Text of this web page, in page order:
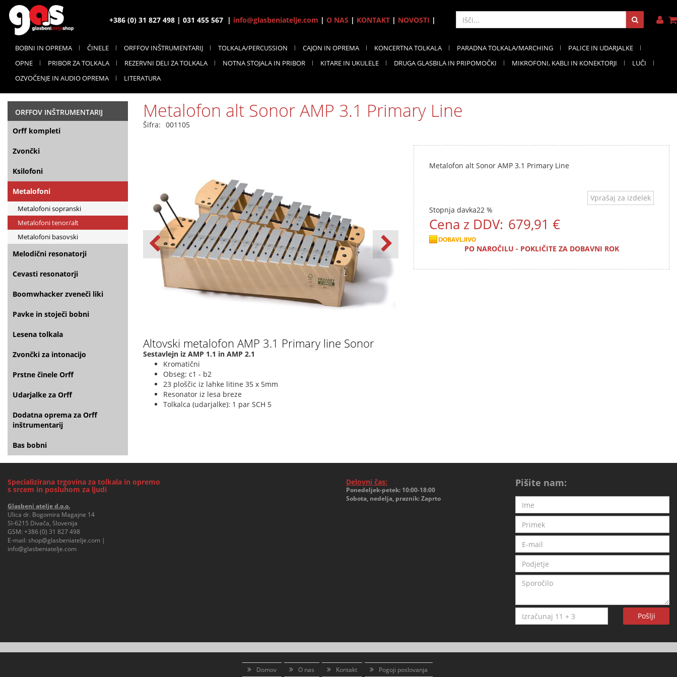
+386 (0) 31 827 498 | 031 455 567 | info@glasbeniatelje.com | O NAS | KONTAKT| NOVOSTI |
BOBNI IN OPREMA ČINELE ORFFOV INŠTRUMENTARIJ TOLKALA/PERCUSSION CAJON IN OPREMA KONCERTNA TOLKALA PARADNA TOLKALA/MARCHING
PALICE IN UDARJALKE
OPNE
PRIBOR ZA TOLKALA REZERVNI DELI ZA TOLKALA NOTNA STOJALA IN PRIBOR KITARE IN UKULELE DRUGA GLASBILA IN PRIPOMOČKI MIKROFONI, KABLI IN KONEKTORJI
LUČI
OZVOČENJE IN AUDIO OPREMA
LITERATURA
ORFFOV INŠTRUMENTARIJ
Orff kompleti
Zvončki
Ksilofoni
Metalofoni
Metalofoni sopranski
Metalofoni tenor/alt
Metalofoni basovski
Melodični resonatorji
Cevasti resonatorji
Boomwhacker zveneči liki
Pavke in stoječi bobni
Lesena tolkala
Zvončki za intonacijo
Prstne činele Orff
Udarjalke za Orff
Dodatna oprema za Orff
inštrumentarij
Bas bobni
Metalofon alt Sonor AMP 3.1 Primary Line
Šifra: 001105
Metalofon alt Sonor AMP 3.1 Primary Line
Vprašaj za izdelek
Stopnja davka22 %
Cena z DDV: 679,91 €
PO NAROČILU - POKLIČITE ZA DOBAVNI ROK
Altovski metalofon AMP 3.1 Primary line Sonor
Sestavlejn iz AMP 1.1 in AMP 2.1
Kromatični
Obseg: c1 - b2
23 ploščic iz lahke litine 35 x 5mm
Resonator iz lesa breze
Tolkalca (udarjalke): 1 par SCH 5
Specializirana trgovina za tolkala in opremo
s srcem in posluhom za ljudi
Glasbeni atelje d.o.o.
Ulica dr. Bogomira Magajne 14
SI-6215 Divača, Slovenija
GSM: +386 (0) 31 827 498
E-mail: shop@glasbeniatelje.com |
info@glasbeniatelje.com
Delovni čas:
Ponedeljek-petek: 10:00-18:00
Sobota, nedelja, praznik: Zaprto
Pišite nam:
Pošlji
Domov O nas Kontakt Pogoji poslovanja